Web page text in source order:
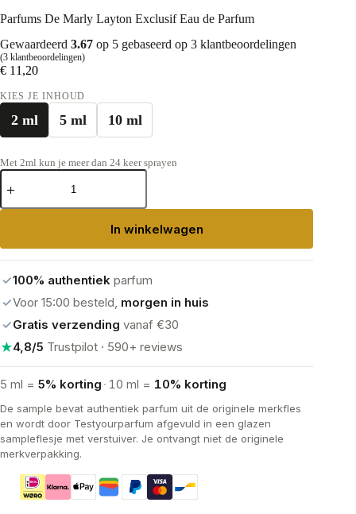
Parfums De Marly Layton Exclusif Eau de Parfum
Gewaardeerd 3.67 op 5 gebaseerd op 3 klantbeoordelingen
(3 klantbeoordelingen)
€ 11,20
KIES JE INHOUD
2 ml 5 ml 10 ml
Met 2ml kun je meer dan 24 keer sprayen
Parfums
De
Layton
aantal
In winkelwagen
✓100% authentiek parfum
✓Voor 15:00 besteld, morgen in huis
✓Gratis verzending vanaf €30
★4,8/5 Trustpilot · 590+ reviews
5 ml = 5% korting · 10 ml = 10% korting
De sample bevat authentiek parfum uit de originele merkfles
en wordt door Testyourparfum afgevuld in een glazen
sampleflesje met verstuiver. Je ontvangt niet de originele
merkverpakking.